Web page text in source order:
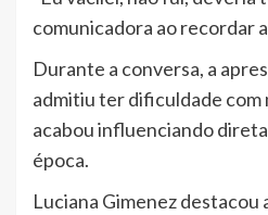
comunicadora ao recordar
Durante a conversa, a
admitiu ter dificuldade com
acabou influenciando
época.
Luciana Gimenez destacou